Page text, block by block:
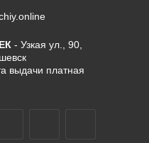
- Узкая ул., 90,
выдачи платная